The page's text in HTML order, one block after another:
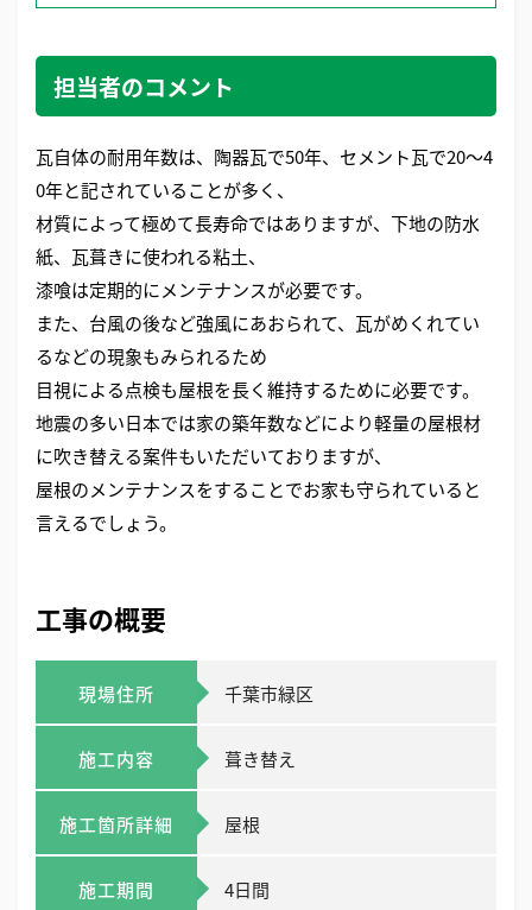
担当者のコメント
瓦自体の耐用年数は、陶器瓦で50年、セメント瓦で20～4
0年と記されていることが多く、
材質によって極めて長寿命ではありますが、下地の防水
紙、瓦葺きに使われる粘土、
漆喰は定期的にメンテナンスが必要です。
また、台風の後など強風にあおられて、瓦がめくれてい
るなどの現象もみられるため
目視による点検も屋根を長く維持するために必要です。
地震の多い日本では家の築年数などにより軽量の屋根材
に吹き替える案件もいただいておりますが、
屋根のメンテナンスをすることでお家も守られていると
言えるでしょう。
工事の概要
現場住所 千葉市緑区
施工内容 葺き替え
施工箇所詳細 屋根
施工期間 4日間